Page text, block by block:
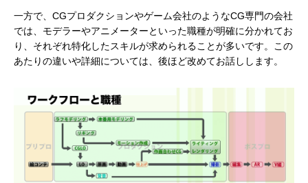
一方で、CGプロダクションやゲーム会社のようなCG専門の会社
では、モデラーやアニメーターといった職種が明確に分かれてお
り、それぞれ特化したスキルが求められることが多いです。この
あたりの違いや詳細については、後ほど改めてお話しします。